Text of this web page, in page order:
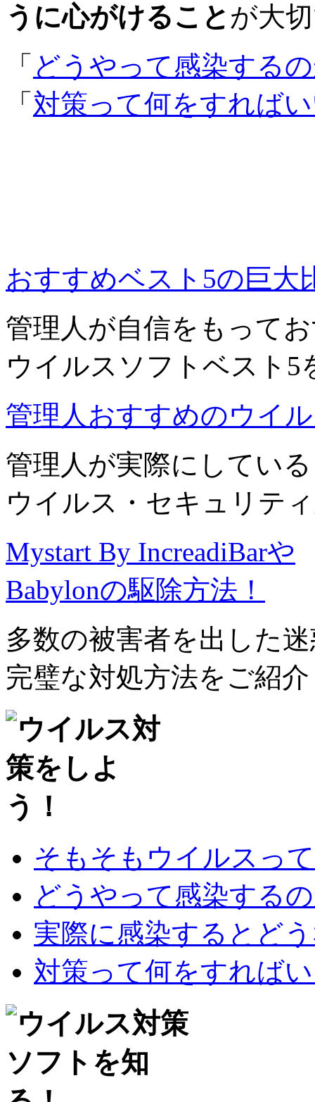
うに心がけること が大
「 どうやって感染する
「 対策って何をすれば
おすすめベスト5の巨大
管理人が自信をもって
ウイルスソフトベスト5
管理人おすすめのウイ
管理人が実際にしている
ウイルス・セキュリテ
Mystart By IncreadiBarや
Babylonの駆除方法！
多数の被害者を出した
完璧な対処方法をご紹
そもそもウイルスっ
どうやって感染する
実際に感染するとど
対策って何をすれば